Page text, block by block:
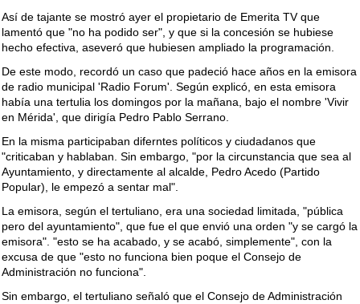
Así de tajante se mostró ayer el propietario de Emerita TV que
lamentó que "no ha podido ser", y que si la concesión se hubiese
hecho efectiva, aseveró que hubiesen ampliado la programación.
De este modo, recordó un caso que padeció hace años en la emisora
de radio municipal 'Radio Forum'. Según explicó, en esta emisora
había una tertulia los domingos por la mañana, bajo el nombre 'Vivir
en Mérida', que dirigía Pedro Pablo Serrano.
En la misma participaban diferntes políticos y ciudadanos que
"criticaban y hablaban. Sin embargo, "por la circunstancia que sea al
Ayuntamiento, y directamente al alcalde, Pedro Acedo (Partido
Popular), le empezó a sentar mal".
La emisora, según el tertuliano, era una sociedad limitada, "pública
pero del ayuntamiento", que fue el que envió una orden "y se cargó la
emisora". "esto se ha acabado, y se acabó, simplemente", con la
excusa de que "esto no funciona bien poque el Consejo de
Administración no funciona".
Sin embargo, el tertuliano señaló que el Consejo de Administración